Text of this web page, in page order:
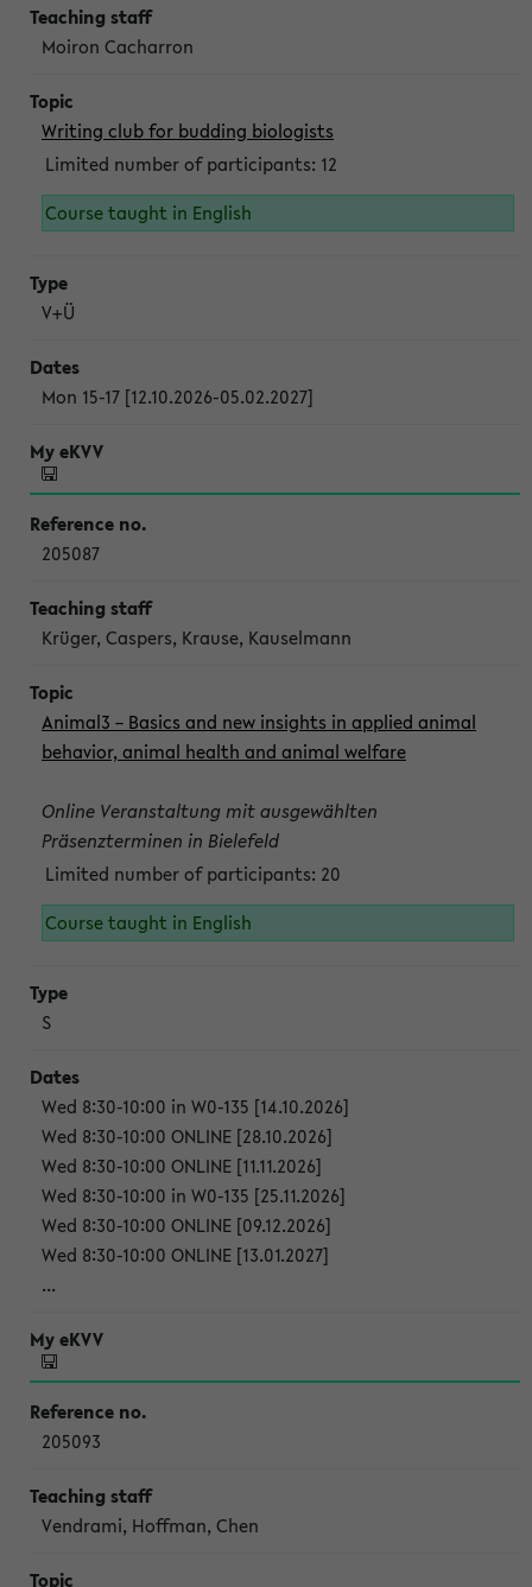
Moiron Cacharron
Writing club for budding biologists
Limited number of participants: 12
Course taught in English
V+Ü
Mon 15-17 [12.10.2026-05.02.2027]
205087
Krüger, Caspers, Krause, Kauselmann
Animal3 – Basics and new insights in applied animal
behavior, animal health and animal welfare
Online Veranstaltung mit ausgewählten
Präsenzterminen in Bielefeld
Limited number of participants: 20
Course taught in English
S
Wed 8:30-10:00 in W0-135 [14.10.2026]
Wed 8:30-10:00 ONLINE [28.10.2026]
Wed 8:30-10:00 ONLINE [11.11.2026]
Wed 8:30-10:00 in W0-135 [25.11.2026]
Wed 8:30-10:00 ONLINE [09.12.2026]
Wed 8:30-10:00 ONLINE [13.01.2027]
...
205093
Vendrami, Hoffman, Chen